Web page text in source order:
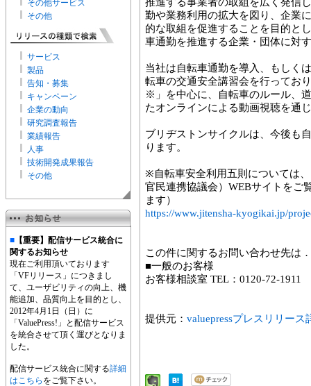
その他サービス
その他
サービス
製品
告知・募集
キャンペーン
企業の動向
研究調査報告
業績報告
人事
技術開発成果報告
その他
■ 【重要】配信サービス統合に
関するお知らせ
現在ご利用頂いております
「VFリリース」につきまし
て、ユーザビリティの向上、機
能追加、品質向上を目的とし、
2012年4月1日（日）に
「ValuePress!」と配信サービス
を統合させて頂く運びとなりま
した。
配信サービス統合に関する詳細
はこちら をご覧下さい。
勤や業務利用の拡大を図り、企業
的な取組を促進することを目的と
車通勤を推進する企業・団体に対
当社は自転車通勤を導入、もしく
転車の交通安全講習会を行ってお
※」を中心に、自転車のルール、
たオンラインによる動画視聴を通
ブリヂストンサイクルは、今後も
ります。
※自転車安全利用五則については
官民連携協議会）WEBサイトをご
ます）
https://www.jitensha-kyogikai.jp/
この件に関するお問い合わせ先は
■一般のお客様
お客様相談室 TEL：0120-72-1911
提供元： valuepressプレスリリース